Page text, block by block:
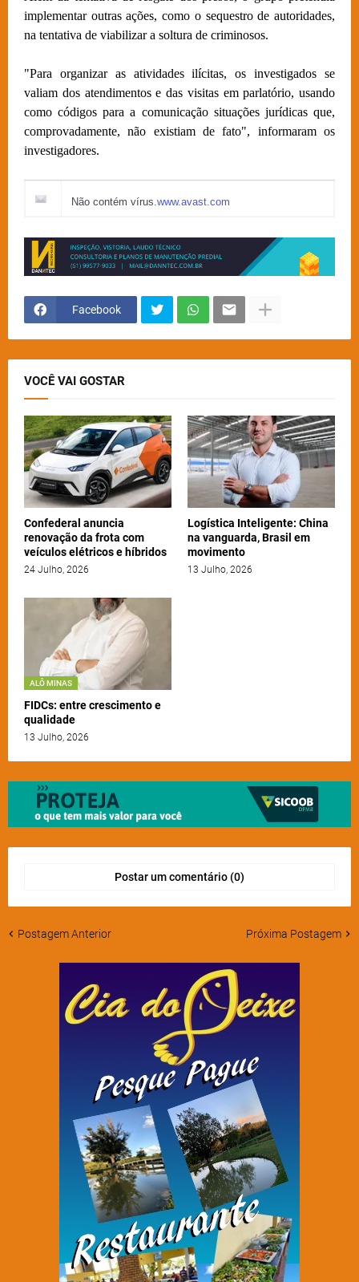
implementar outras ações, como o sequestro de autoridades,
na tentativa de viabilizar a soltura de criminosos.
"Para organizar as atividades ilícitas, os investigados se
valiam dos atendimentos e das visitas em parlatório, usando
como códigos para a comunicação situações jurídicas que,
comprovadamente, não existiam de fato", informaram os
investigadores.
Não contém vírus.www.avast.com
Facebook
VOCÊ VAI GOSTAR
Confederal anuncia
renovação da frota com
veículos elétricos e híbridos
24 Julho, 2026
Logística Inteligente: China
na vanguarda, Brasil em
movimento
13 Julho, 2026
ALÔ MINAS
FIDCs: entre crescimento e
qualidade
13 Julho, 2026
Postar um comentário (0)
Postagem Anterior Próxima Postagem